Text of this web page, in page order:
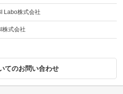
Labo株式会社
株式会社
てのお問い合わせ